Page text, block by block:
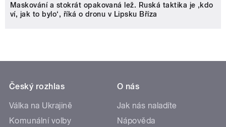
Maskování a stokrát opakovaná lež. Ruská taktika je ‚kdo
ví, jak to bylo‘, říká o dronu v Lipsku Bříza
Český rozhlas
Válka na Ukrajině
Komunální volby
O nás
Jak nás naladíte
Nápověda